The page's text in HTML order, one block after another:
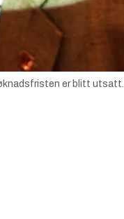
er blitt utsatt.